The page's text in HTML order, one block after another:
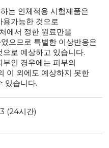
는 인체적용 시험제품은
용가능한 것으로
에서 정한 원료만을
으므로 특별한 이상반응은
으로 예상하고 있습니다.
부인 경우에는 피부의
이 외에도 예상하지 못한
있습니다.
(24시간)